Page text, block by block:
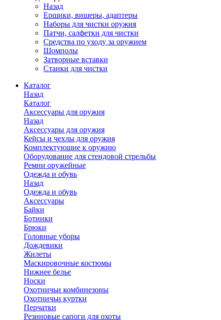
Назад
Ершики, вишеры, адаптеры
Наборы для чистки оружия
Патчи, салфетки для чистки
Средства по уходу за оружием
Шомполы
Затворные вставки
Станки для чистки
Каталог
Назад
Каталог
Аксессуары для оружия
Назад
Аксессуары для оружия
Кейсы и чехлы для оружия
Комплектующие к оружию
Оборудование для стендовой стрельбы
Ремни оружейные
Одежда и обувь
Назад
Одежда и обувь
Аксессуары
Байки
Ботинки
Брюки
Головные уборы
Дождевики
Жилеты
Маскировочные костюмы
Нижнее белье
Носки
Охотничьи комбинезоны
Охотничьи куртки
Перчатки
Резиновые сапоги для охоты